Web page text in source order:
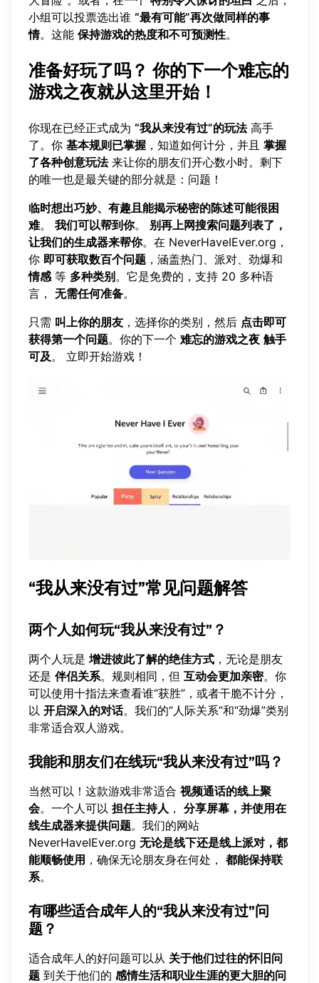
小组可以投票选出谁 “最有可能”再次做同样的事
情。这能 保持游戏的热度和不可预测性。
准备好玩了吗？你的下一个难忘的
游戏之夜就从这里开始！
你现在已经正式成为 “我从来没有过”的玩法高手
了。你 基本规则已掌握 ，知道如何计分，并且 掌握
了各种创意玩法来让你的朋友们开心数小时。剩下
的唯一也是最关键的部分就是：问题！
临时想出巧妙、有趣且能揭示秘密的陈述可能很困
难。 我们可以帮到你。 别再上网搜索问题列表了，
让我们的生成器来帮你。在 NeverHaveIEver.org ，
你 即可获取数百个问题 ，涵盖热门、派对、劲爆和
情感等 多种类别 。它是免费的，支持 20 多种语
言， 无需任何准备。
只需 叫上你的朋友 ，选择你的类别，然后 点击即可
获得第一个问题。你的下一个 难忘的游戏之夜 触手
可及。 立即开始游戏 ！
“我从来没有过”常见问题解答
两个人如何玩“我从来没有过”？
两个人玩是 增进彼此了解的绝佳方式 ，无论是朋友
还是 伴侣关系。规则相同，但 互动会更加亲密。你
可以使用十指法来查看谁“获胜”，或者干脆不计分，
以 开启深入的对话。我们的“人际关系”和“劲爆”类别
非常适合双人游戏。
我能和朋友们在线玩“我从来没有过”吗？
当然可以！这款游戏非常适合 视频通话的线上聚
会。一个人可以 担任主持人 ， 分享屏幕，并使用在
线生成器来提供问题。我们的网站
NeverHaveIEver.org 无论是线下还是线上派对，都
能顺畅使用 ，确保无论朋友身在何处， 都能保持联
系。
有哪些适合成年人的“我从来没有过”问
题？
适合成年人的好问题可以从 关于他们过往的怀旧问
题 到关于他们的 感情生活和职业生涯的更大胆的问